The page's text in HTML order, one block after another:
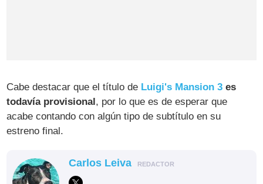
Cabe destacar que el título de Luigi's Mansion 3 es
todavía provisional , por lo que es de esperar que
acabe contando con algún tipo de subtítulo en su
estreno final.
Carlos Leiva REDACTOR